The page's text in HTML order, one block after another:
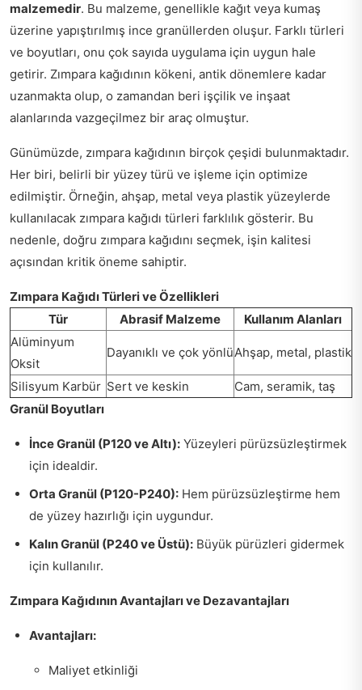
malzemedir. Bu malzeme, genellikle kağıt veya kumaş
üzerine yapıştırılmış ince granüllerden oluşur. Farklı türleri
ve boyutları, onu çok sayıda uygulama için uygun hale
getirir. Zımpara kağıdının kökeni, antik dönemlere kadar
uzanmakta olup, o zamandan beri işçilik ve inşaat
alanlarında vazgeçilmez bir araç olmuştur.
Günümüzde, zımpara kağıdının birçok çeşidi bulunmaktadır.
Her biri, belirli bir yüzey türü ve işleme için optimize
edilmiştir. Örneğin, ahşap, metal veya plastik yüzeylerde
kullanılacak zımpara kağıdı türleri farklılık gösterir. Bu
nedenle, doğru zımpara kağıdını seçmek, işin kalitesi
açısından kritik öneme sahiptir.
Zımpara Kağıdı Türleri ve Özellikleri
Tür
Abrasif Malzeme
Kullanım Alanları
Alüminyum
Oksit
Dayanıklı ve çok yönlüAhşap, metal, plastik
Silisyum Karbür Sert ve keskin
Cam, seramik, taş
Granül Boyutları
İnce Granül (P120 ve Altı): Yüzeyleri pürüzsüzleştirmek
için idealdir.
Orta Granül (P120-P240): Hem pürüzsüzleştirme hem
de yüzey hazırlığı için uygundur.
Kalın Granül (P240 ve Üstü): Büyük pürüzleri gidermek
için kullanılır.
Zımpara Kağıdının Avantajları ve Dezavantajları
Avantajları:
Maliyet etkinliği